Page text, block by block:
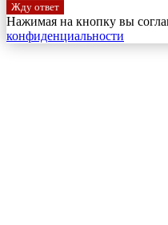
Жду ответ
Нажимая на кнопку вы
конфиденциальности